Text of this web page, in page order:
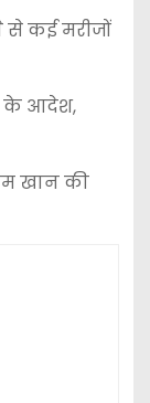
से कई मरीजों
के आदेश,
खान की